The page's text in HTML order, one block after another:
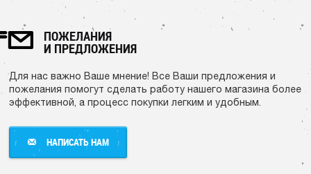
ПОЖЕЛАНИЯ
И ПРЕДЛОЖЕНИЯ
Для нас важно Ваше мнение! Все Ваши предложения и
пожелания помогут сделать работу нашего магазина более
эффективной, а процесс покупки легким и удобным.
НАПИСАТЬ НАМ